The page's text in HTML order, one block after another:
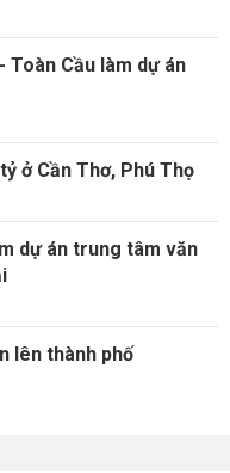
Cầu làm dự án
ở Cần Thơ, Phú Thọ
dự án trung tâm văn
lên thành phố